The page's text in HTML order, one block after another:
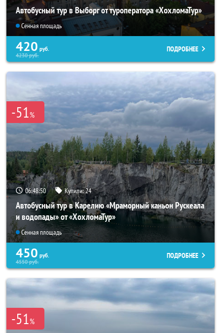
Автобусный тур в Выборг от туроператора «ХохломаТур»
Сенная площадь
420 руб.
4230руб.
ПОДРОБНЕЕ
-51%
06:48:49 Купили:24
Автобусный тур в Карелию «Мраморный каньон Рускеала
и водопады» от «ХохломаТур»
Сенная площадь
450 руб.
4550руб.
ПОДРОБНЕЕ
-51%